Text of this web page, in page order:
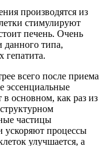
производятся из
стимулируют
печень. Очень
данного типа,
гепатита.
всего после приема
эссенциальные
основном, как раз из
частицы
ускоряют процессы
улучшается, а